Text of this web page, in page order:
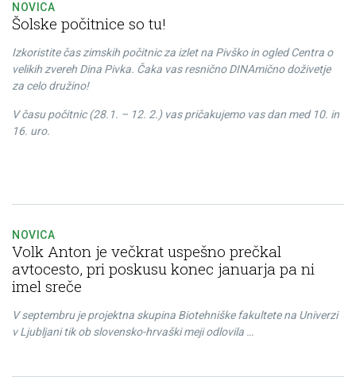
NOVICA
Šolske počitnice so tu!
Izkoristite čas zimskih počitnic za izlet na Pivško in ogled Centra o
velikih zvereh Dina Pivka. Čaka vas resnično DINAmično doživetje
za celo družino!
V času počitnic (28.1. – 12. 2.) vas pričakujemo vas dan med 10. in
16. uro.
NOVICA
Volk Anton je večkrat uspešno prečkal
avtocesto, pri poskusu konec januarja pa ni
imel sreče
V septembru je projektna skupina Biotehniške fakultete na Univerzi
v Ljubljani tik ob slovensko-hrvaški meji odlovila …